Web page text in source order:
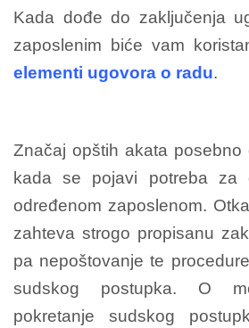
Kada dođe do zaključenja
zaposlenim biće vam
elementi ugovora o radu.
Značaj opštih akata
kada se pojavi potreba za
određenom zaposlenom.
zahteva strogo propisanu
pa nepoštovanje te
sudskog postupka. O
pokretanje sudskog